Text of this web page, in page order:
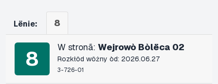
Lënie: 8
8 W stronã: Wejrowò Bòlëca 02
Rozkłôd wôżny òd: 2026.06.27
3-726-01